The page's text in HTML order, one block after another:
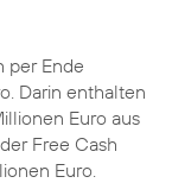
per Ende
Darin enthalten
Euro aus
Free Cash
Euro.